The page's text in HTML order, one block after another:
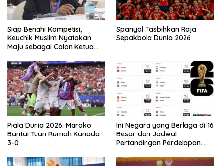
Siap Benahi Kompetisi,
Keuchik Muslim Nyatakan
Maju sebagai Calon Ketua
Spanyol Tasbihkan Raja
Sepakbola Dunia 2026
Piala Dunia 2026: Maroko
Bantai Tuan Rumah Kanada
3-0
Ini Negara yang Berlaga di 16
Besar dan Jadwal
Pertandingan Perdelapan